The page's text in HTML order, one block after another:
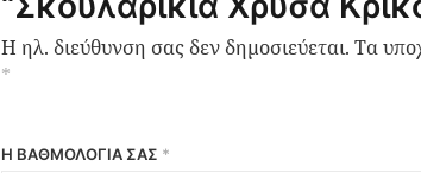
Η ηλ. διεύθυνση σας δεν δημοσιεύεται. Τα
*
Η ΒΑΘΜΟΛΟΓΊΑ ΣΑΣ *